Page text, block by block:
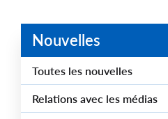
Nouvelles
Toutes les nouvelles
Relations avec les médias